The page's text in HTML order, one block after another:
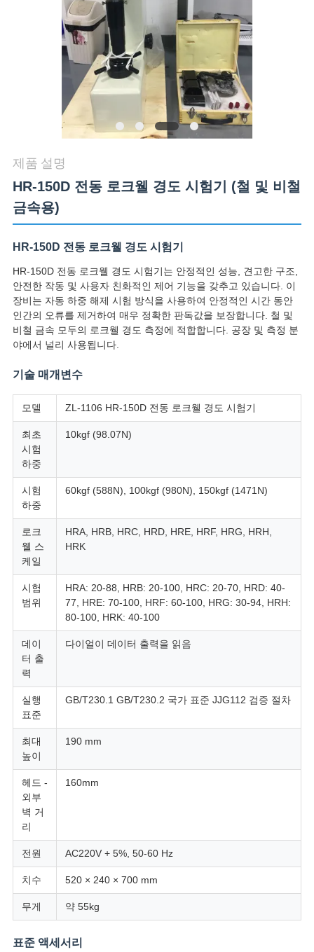
락
주
세
요
뉴
스
인
용
문
을
요
구
하
세
요
VR
SHOW
SITEMAP
PRIVACY
POLICY
제품 설명
HR-150D 전동 로크웰 경도 시험기 (철 및 비철
금속용)
HR-150D 전동 로크웰 경도 시험기
HR-150D 전동 로크웰 경도 시험기는 안정적인 성능, 견고한 구조,
안전한 작동 및 사용자 친화적인 제어 기능을 갖추고 있습니다. 이
장비는 자동 하중 해제 시험 방식을 사용하여 안정적인 시간 동안
인간의 오류를 제거하여 매우 정확한 판독값을 보장합니다. 철 및
비철 금속 모두의 로크웰 경도 측정에 적합합니다. 공장 및 측정 분
야에서 널리 사용됩니다.
기술 매개변수
모델 ZL-1106 HR-150D 전동 로크웰 경도 시험기
최초
시험
하중
10kgf (98.07N)
시험
하중
60kgf (588N), 100kgf (980N), 150kgf (1471N)
로크
웰 스
케일
HRA, HRB, HRC, HRD, HRE, HRF, HRG, HRH,
HRK
시험
범위
HRA: 20-88, HRB: 20-100, HRC: 20-70, HRD: 40-
77, HRE: 70-100, HRF: 60-100, HRG: 30-94, HRH:
80-100, HRK: 40-100
데이
터 출
력
다이얼이 데이터 출력을 읽음
실행
표준
GB/T230.1 GB/T230.2 국가 표준 JJG112 검증 절차
최대
높이
190 mm
헤드 -
외부
벽 거
리
160mm
전원 AC220V + 5%, 50-60 Hz
치수 520 × 240 × 700 mm
무게 약 55kg
표준 액세서리